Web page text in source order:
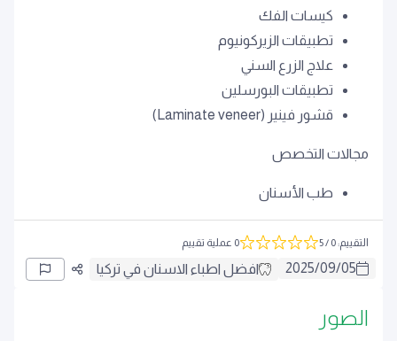
كيسات الفك
تطبيقات الزيركونيوم
علاج الزرع السني
تطبيقات البورسلين
قشور فينير (Laminate veneer)
مجالات التخصص
طب الأسنان
التقييم:
0
/ 5 0 عملية تقييم
2025/09/05 افضل اطباء الاسنان في تركيا
الصور